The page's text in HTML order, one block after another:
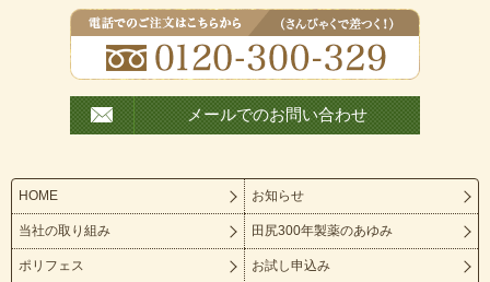
メールでのお問い合わせ
HOME お知らせ
当社の取り組み 田尻300年製薬のあゆみ
ポリフェス お試し申込み